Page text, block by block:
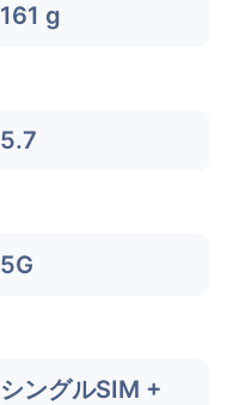
161 g
5.7
5G
シングルSIM +